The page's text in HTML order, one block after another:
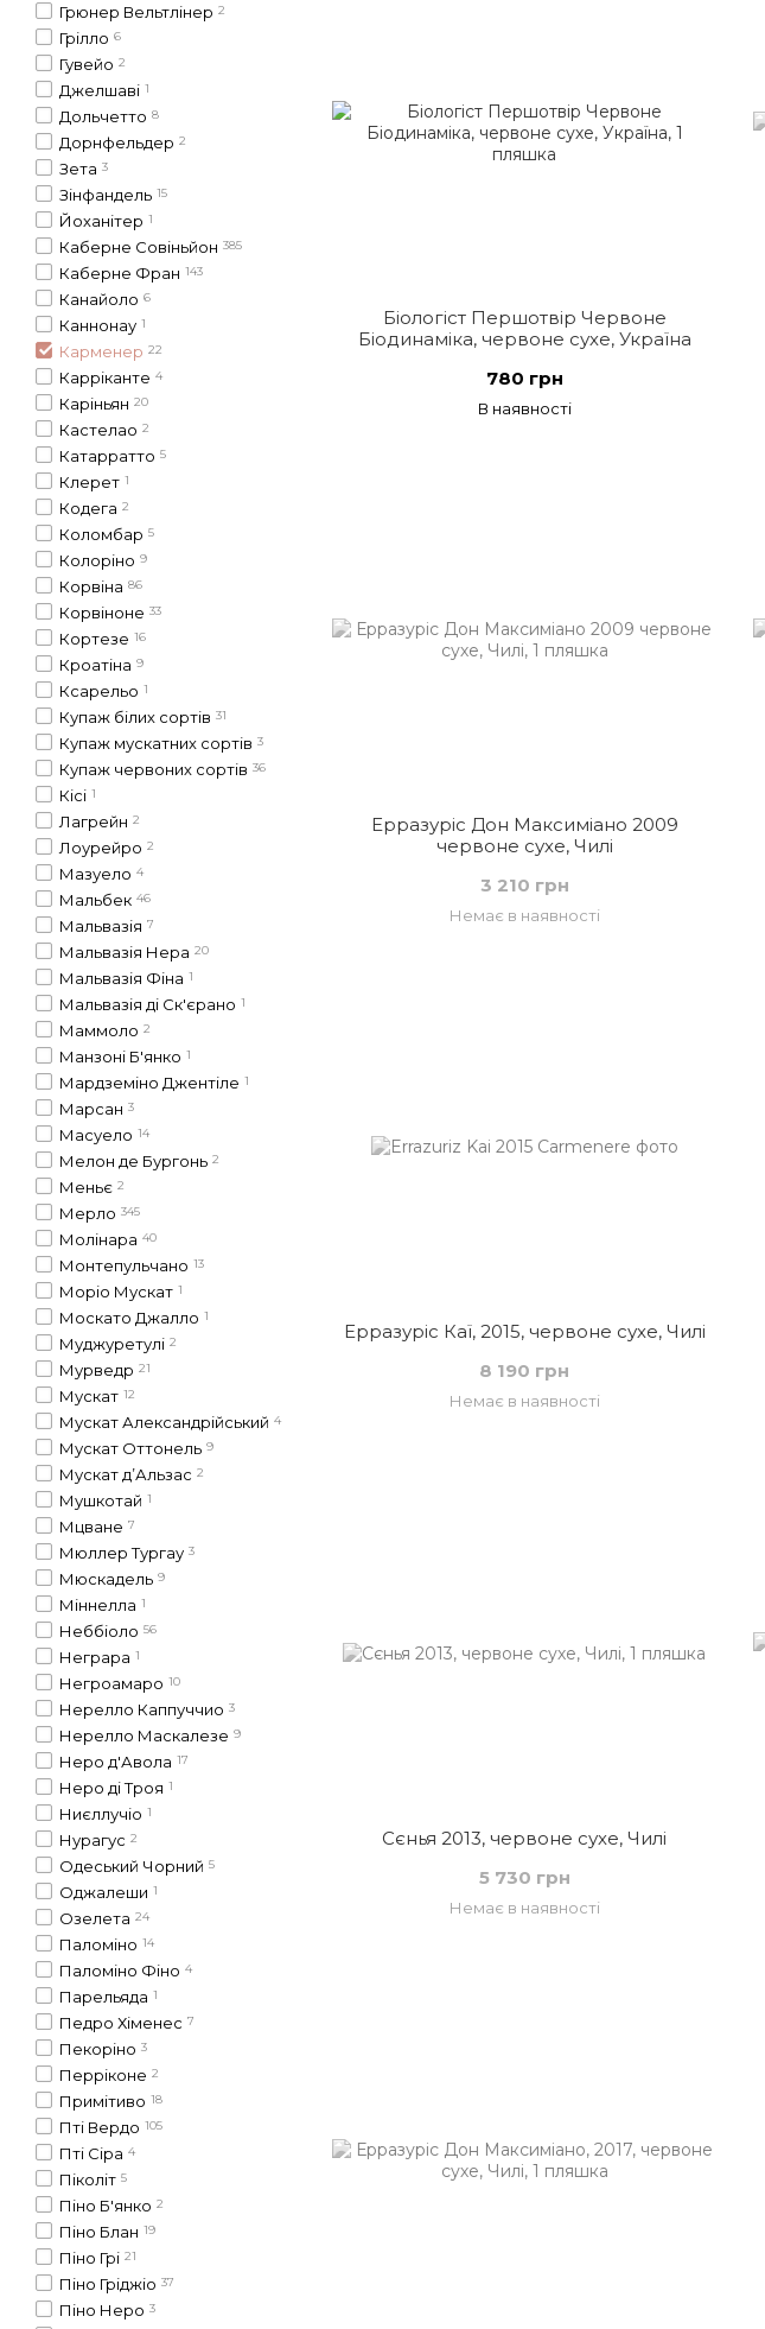
Біологіст Першотвір Червоне
Біодинаміка, червоне сухе, Україна
780 грн
В наявності
Ерразуріс Дон Максиміано 2009
червоне сухе, Чилі
3 210 грн
Немає в наявності
Ерразуріс Каї, 2015, червоне сухе, Чилі
8 190 грн
Немає в наявності
Сєнья 2013, червоне сухе, Чилі
5 730 грн
Немає в наявності
Грюнер Вельтлінер 2
Грілло 6
Гувейо 2
Джелшаві 1
Дольчетто 8
Дорнфельдер 2
Зета 3
Зінфандель 15
Йоханітер 1
Каберне Совіньйон 385
Каберне Фран 143
Канайоло 6
Каннонау 1
Карменер 22
Карріканте 4
Каріньян 20
Кастелао 2
Катарратто 5
Клерет 1
Кодега 2
Коломбар 5
Колоріно 9
Корвіна 86
Корвіноне 33
Кортезе 16
Кроатіна 9
Ксарельо 1
Купаж білих сортів 31
Купаж мускатних сортів 3
Купаж червоних сортів 36
Кісі 1
Лагрейн 2
Лоурейро 2
Мазуело 4
Мальбек 46
Мальвазія 7
Мальвазія Нера 20
Мальвазія Фіна 1
Мальвазія ді Ск'єрано 1
Маммоло 2
Манзоні Б'янко 1
Мардземіно Джентіле 1
Марсан 3
Масуело 14
Мелон де Бургонь 2
Меньє 2
Мерло 345
Молінара 40
Монтепульчано 13
Моріо Мускат 1
Москато Джалло 1
Муджуретулі 2
Мурведр 21
Мускат 12
Мускат Александрійський 4
Мускат Оттонель 9
Мускат д’Альзас 2
Мушкотай 1
Мцване 7
Мюллер Тургау 3
Мюскадель 9
Міннелла 1
Неббіоло 56
Неграра 1
Негроамаро 10
Нерелло Каппуччио 3
Нерелло Маскалезе 9
Неро д'Авола 17
Неро ді Троя 1
Ниєллучіо 1
Нурагус 2
Одеський Чорний 5
Оджалеши 1
Озелета 24
Паломіно 14
Паломіно Фіно 4
Парельяда 1
Педро Хіменес 7
Пекоріно 3
Перріконе 2
Примітиво 18
Пті Вердо 105
Пті Сіра 4
Піколіт 5
Піно Б'янко 2
Піно Блан 19
Піно Грі 21
Піно Гріджіо 37
Піно Неро 3